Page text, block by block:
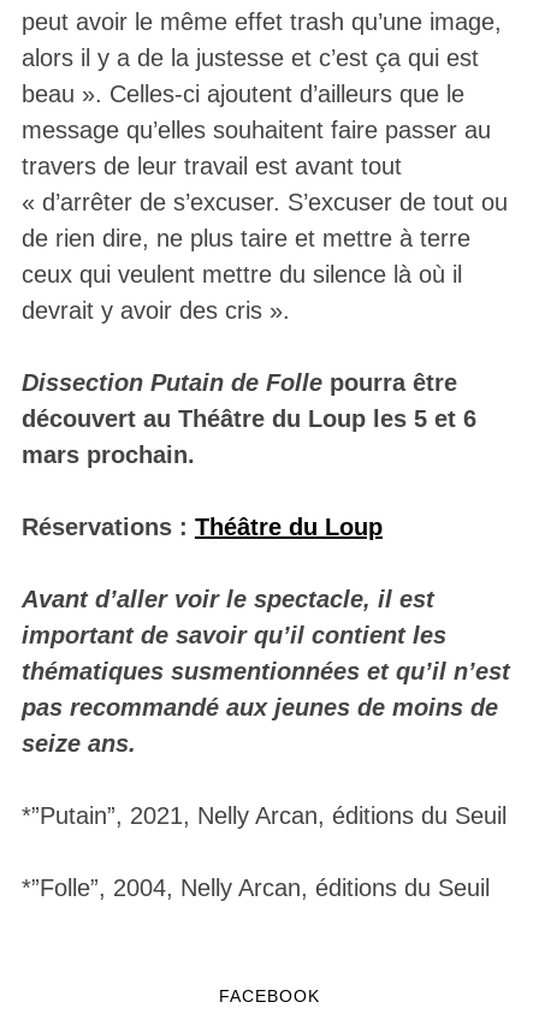
peut avoir le même effet trash qu’une image,
alors il y a de la justesse et c’est ça qui est
beau ». Celles-ci ajoutent d’ailleurs que le
message qu’elles souhaitent faire passer au
travers de leur travail est avant tout
« d’arrêter de s’excuser. S’excuser de tout ou
de rien dire, ne plus taire et mettre à terre
ceux qui veulent mettre du silence là où il
devrait y avoir des cris ».
Dissection Putain de Follepourra être
découvert au Théâtre du Loup les 5 et 6
mars prochain.
Réservations : Théâtre du Loup
Avant d’aller voir le spectacle, il est
important de savoir qu’il contient les
thématiques susmentionnées et qu’il n’est
pas recommandé aux jeunes de moins de
seize ans.
*”Putain”, 2021, Nelly Arcan, éditions du Seuil
*”Folle”, 2004, Nelly Arcan, éditions du Seuil
FACEBOOK